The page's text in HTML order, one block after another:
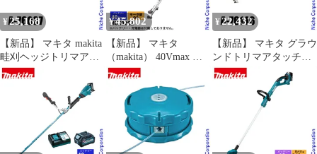
¥25,168
【新品】 マキタ makita
畦刈ヘッジトリマアタ
ッチメント コンパクト
タイプ EN423MP A-
76037 畔 草 刈り込み
刈込み スプリットモー
¥45,802
【新品】 マキタ
（makita） 40Vmax 充
電式スプリットモータ
Uハンドル モーター部
のみ MUX02GZ 草刈機
刈払機 刈払い機 充電式
バッテリー式
¥22,432
【新品】 マキタ グラウ
ンドトリマアタッチメ
ント makita EN424MP
A-76146 多目的工具 ス
プリット スプリットシ
リーズ 草刈り 刈払い T